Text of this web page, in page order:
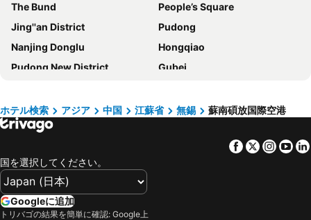
Hubing Spring Season Hotel
ウシZOYIインターナショナルビジネスホテル
香梅インターナショナルホテル
Xinwang Hotel
7 Days Inn Wuxi Shoufang International Airport Branch
Element Suzhou Science and Technology Town
Gloria Grand Hotel
Deacon House Wuxi
Belgravia Serviced Residence (Wuxi Donghe Yuan)
グリーンツリー イン 無錫 チョンアン テンプル ジエファン ウエスト ロード ホテル
Hanting Wuxi Singapore Industrial Park
無錫ジュナフビンホテル
Ramada Suzhou
Regency Wuxi
Home Inn Wuxi Qingyang Road Maoye Plaza Branch
The Bund
People’s Square
Jing''an District
Pudong
Nanjing Donglu
Hongqiao
Pudong New District
Gubei
蘇南碩放国際空港
Jing''an temple
Zhongshan Park
Hangzhou International Airport
Shanghai Hongqiao railway station
People ''s square
南通興東空港
ホテル検索 アジア 中国 江蘇省 無錫 蘇南碩放国際空港
Facebook
Twitter
国を選択してください。
Googleに追加
トリバゴの結果を簡単に確認: Google上